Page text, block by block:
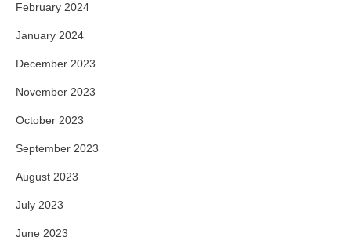
February 2024
January 2024
December 2023
November 2023
October 2023
September 2023
August 2023
July 2023
June 2023